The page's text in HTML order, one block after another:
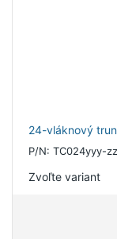
24-vláknový
P/N: TC024yyy-
Zvoľte variant